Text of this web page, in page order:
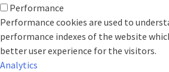
Performance
Performance cookies are used to
performance indexes of the website
better user experience for the visitors.
Analytics